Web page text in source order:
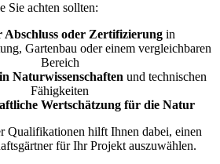
Sie achten sollten:
Abschluss oder Zertifizierung in
Gartenbau oder einem vergleichbaren
Bereich
Naturwissenschaften und technischen
Fähigkeiten
Wertschätzung für die Natur
Qualifikationen hilft Ihnen dabei, einen
für Ihr Projekt auszuwählen.